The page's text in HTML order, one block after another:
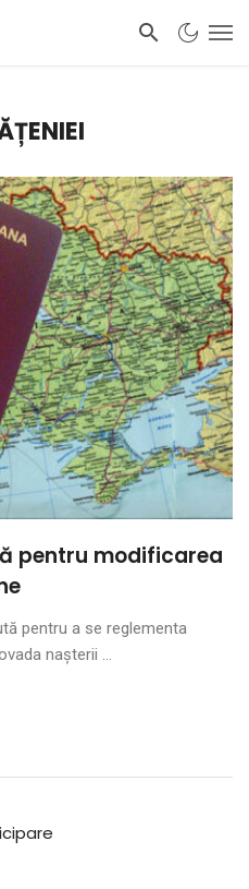
pentru modificarea
pentru a se reglementa
nașterii ...